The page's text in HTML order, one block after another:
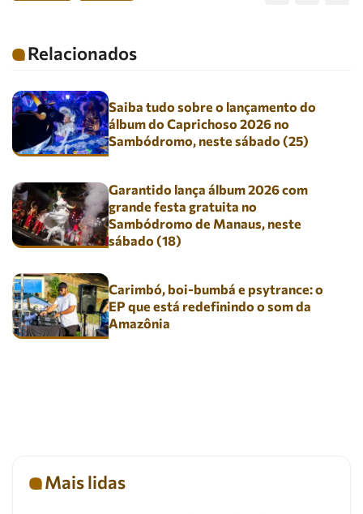
Relacionados
Saiba tudo sobre o lançamento do
álbum do Caprichoso 2026 no
Sambódromo, neste sábado (25)
Garantido lança álbum 2026 com
grande festa gratuita no
Sambódromo de Manaus, neste
sábado (18)
Carimbó, boi-bumbá e psytrance: o
EP que está redefinindo o som da
Amazônia
Mais lidas